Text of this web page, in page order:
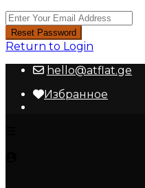
Reset Password
Return to Login
hello@atflat.ge
Избранное